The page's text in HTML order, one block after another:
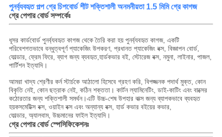
পুনর্ব্যবহৃত পল্প গ্রে চিপবোর্ড শীট শক্তিশালী অনমনীয়তা 1.5 মিমি গ্রে কাগজ
গ্রে পেপার বোর্ড সম্পর্কেঃ
ধূসর কার্ডবোর্ড পুনর্ব্যবহৃত কাগজ থেকে তৈরি করা হয় পুনর্ব্যবহৃত কাগজ, একটি
পরিবেশগতভাবে বন্ধুত্বপূর্ণ প্যাকেজিং উপকরণ, প্রধানত প্যাকেজিং বক্স, বিজ্ঞাপন বোর্ড,
ফোল্ডার, ফ্রেম ফিরে, ব্যাগ জন্য ব্যবহৃত,হার্ডকভার বই, স্টোরেজ বক্স, নমুনা, লাইনার, পাজল,
পার্টিশন ইত্যাদি।
আমরা খাদ্য শ্রেণীর কর্ন স্টার্চকে আঠালো হিসেবে গ্রহণ করি, বিপজ্জনক পদার্থ মুক্ত, কোন
বিকৃতি নেই, কোন ছত্রাক নেই, কঠিন শক্ততা। কার্টন ল্যামিনেটিং, ডাই-কাটিং এবং বাক্সের
কঠোরতার জন্য শক্তিশালী সমর্থন।এটি উচ্চ-শেষ উপহার বাক্স জন্য ব্যাপকভাবে ব্যবহৃত
হয়কসমেটিক্স বক্স, ওয়াইন বক্স এবং অন্যান্য বক্স, হার্ড কভার বইয়ের কভার,
ফোল্ডার, অ্যালবাম, উচ্চমানের ফাইল ইত্যাদি।
গ্রে পেপার বোর্ড স্পেসিফিকেশনঃ